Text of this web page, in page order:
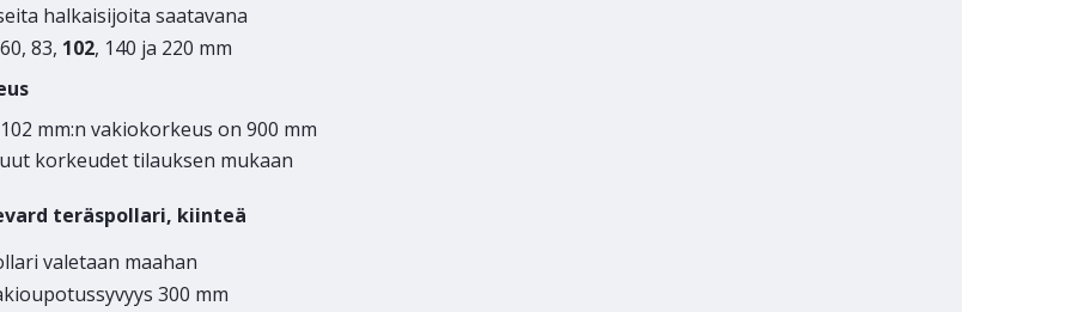
halkaisijoita saatavana
83, 102, 140 ja 220 mm
mm:n vakiokorkeus on 900 mm
korkeudet tilauksen mukaan
teräspollari, kiinteä
valetaan maahan
300 mm